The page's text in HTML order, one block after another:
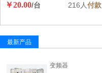
￥20.00/台 216人付款
最新产品
变频器